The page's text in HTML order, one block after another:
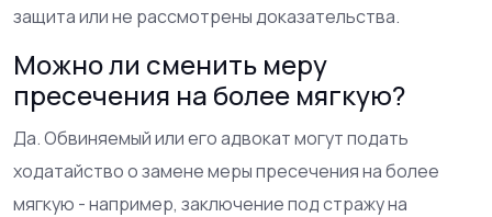
защита или не рассмотрены доказательства.
Можно ли сменить меру
пресечения на более мягкую?
Да. Обвиняемый или его адвокат могут подать
ходатайство о замене меры пресечения на более
мягкую - например, заключение под стражу на